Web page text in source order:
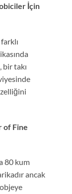
İçin
bir takı
of Fine
80 kum
ancak